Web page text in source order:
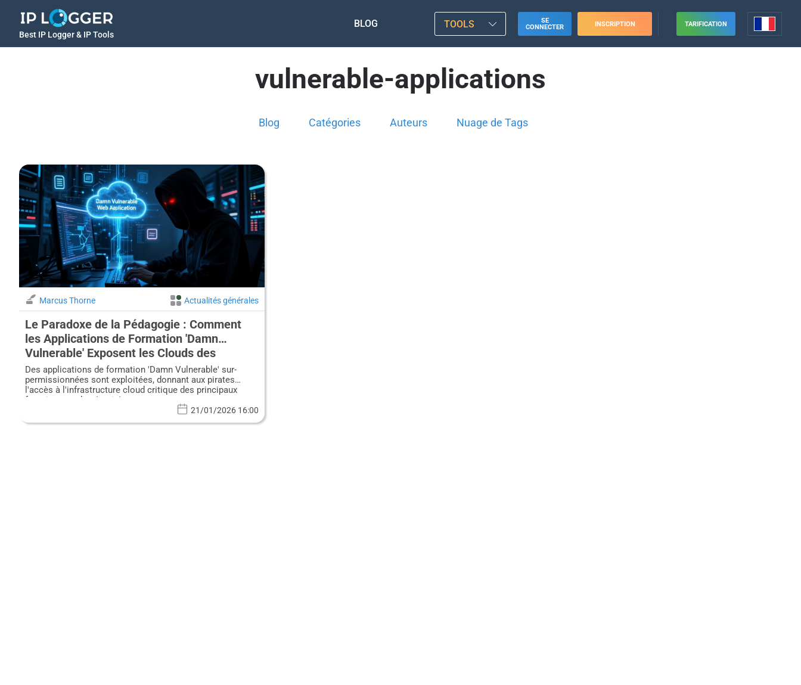
Best IP Logger & IP Tools
BLOG TOOLS
SE
CONNECTER
INSCRIPTION TARIFICATION
vulnerable-applications
Blog Catégories Auteurs Nuage de Tags
Marcus Thorne Actualités générales
Le Paradoxe de la Pédagogie : Comment
les Applications de Formation 'Damn
Vulnerable' Exposent les Clouds des
Fournisseurs de Sécurité
Des applications de formation 'Damn Vulnerable' sur-
permissionnées sont exploitées, donnant aux pirates
l'accès à l'infrastructure cloud critique des principaux
fournisseurs de sécurité.
21/01/2026 16:00